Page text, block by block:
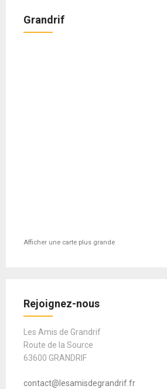
Grandrif
Afficher une carte plus grande
Rejoignez-nous
Les Amis de Grandrif
Route de la Source
63600 GRANDRIF
contact@lesamisdegrandrif.fr